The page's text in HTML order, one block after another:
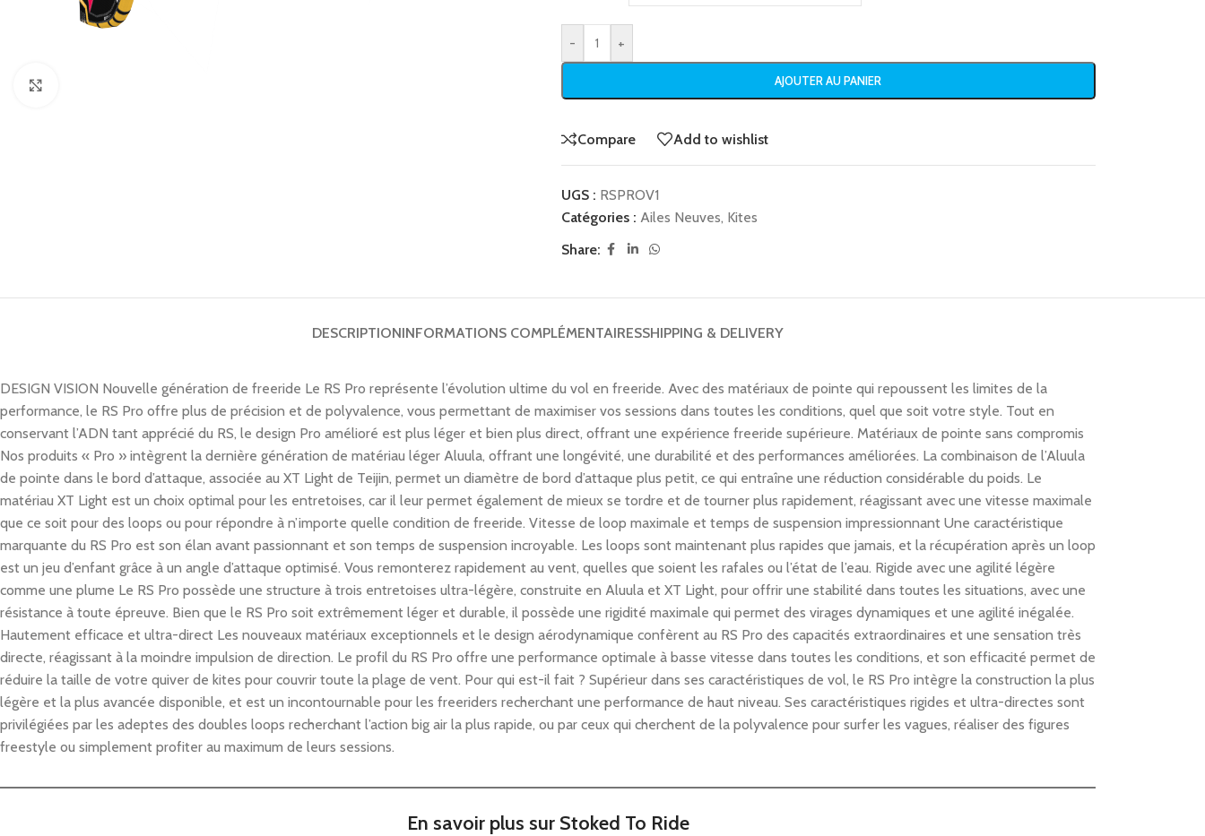
- +
AJOUTER AU PANIER
Compare Add to wishlist
UGS : RSPROV1
Catégories : Ailes Neuves, Kites
Share:
DESCRIPTIONINFORMATIONS COMPLÉMENTAIRESSHIPPING & DELIVERY
DESIGN VISION Nouvelle génération de freeride Le RS Pro représente l’évolution ultime du vol en freeride. Avec des matériaux de pointe qui repoussent les limites de la
performance, le RS Pro offre plus de précision et de polyvalence, vous permettant de maximiser vos sessions dans toutes les conditions, quel que soit votre style. Tout en
conservant l’ADN tant apprécié du RS, le design Pro amélioré est plus léger et bien plus direct, offrant une expérience freeride supérieure. Matériaux de pointe sans compromis
Nos produits « Pro » intègrent la dernière génération de matériau léger Aluula, offrant une longévité, une durabilité et des performances améliorées. La combinaison de l’Aluula
de pointe dans le bord d’attaque, associée au XT Light de Teijin, permet un diamètre de bord d’attaque plus petit, ce qui entraîne une réduction considérable du poids. Le
matériau XT Light est un choix optimal pour les entretoises, car il leur permet également de mieux se tordre et de tourner plus rapidement, réagissant avec une vitesse maximale
que ce soit pour des loops ou pour répondre à n’importe quelle condition de freeride. Vitesse de loop maximale et temps de suspension impressionnant Une caractéristique
marquante du RS Pro est son élan avant passionnant et son temps de suspension incroyable. Les loops sont maintenant plus rapides que jamais, et la récupération après un loop
est un jeu d’enfant grâce à un angle d’attaque optimisé. Vous remonterez rapidement au vent, quelles que soient les rafales ou l’état de l’eau. Rigide avec une agilité légère
comme une plume Le RS Pro possède une structure à trois entretoises ultra-légère, construite en Aluula et XT Light, pour offrir une stabilité dans toutes les situations, avec une
résistance à toute épreuve. Bien que le RS Pro soit extrêmement léger et durable, il possède une rigidité maximale qui permet des virages dynamiques et une agilité inégalée.
Hautement efficace et ultra-direct Les nouveaux matériaux exceptionnels et le design aérodynamique confèrent au RS Pro des capacités extraordinaires et une sensation très
directe, réagissant à la moindre impulsion de direction. Le profil du RS Pro offre une performance optimale à basse vitesse dans toutes les conditions, et son efficacité permet de
réduire la taille de votre quiver de kites pour couvrir toute la plage de vent. Pour qui est-il fait ? Supérieur dans ses caractéristiques de vol, le RS Pro intègre la construction la plus
légère et la plus avancée disponible, et est un incontournable pour les freeriders recherchant une performance de haut niveau. Ses caractéristiques rigides et ultra-directes sont
privilégiées par les adeptes des doubles loops recherchant l’action big air la plus rapide, ou par ceux qui cherchent de la polyvalence pour surfer les vagues, réaliser des figures
freestyle ou simplement profiter au maximum de leurs sessions.
En savoir plus sur Stoked To Ride